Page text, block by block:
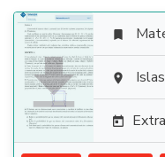



